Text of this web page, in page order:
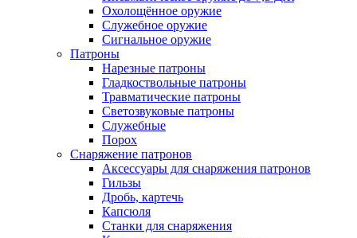
Охолощённое оружие
Служебное оружие
Сигнальное оружие
Патроны
Нарезные патроны
Гладкоствольные патроны
Травматические патроны
Светозвуковые патроны
Служебные
Порох
Снаряжение патронов
Аксессуары для снаряжения патронов
Гильзы
Дробь, картечь
Капсюля
Станки для снаряжения